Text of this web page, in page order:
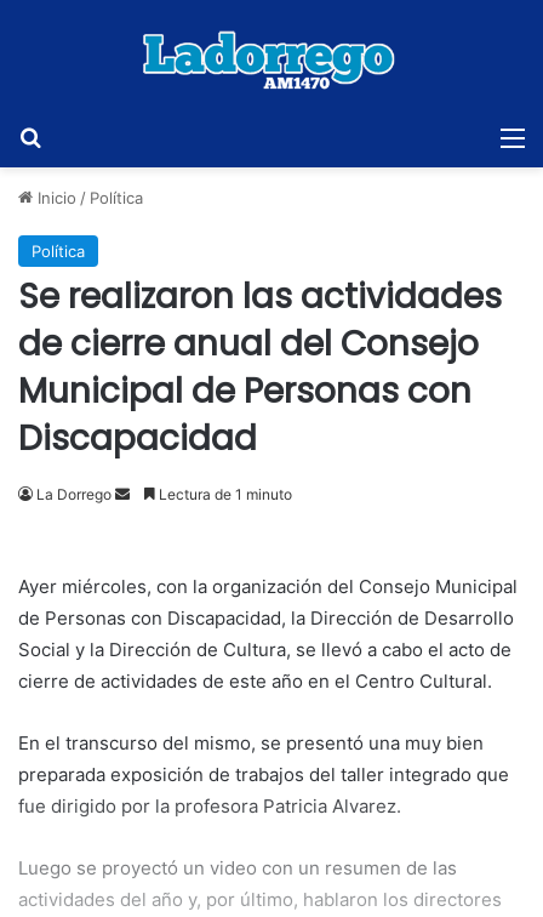
Inicio / Política
Política
Se realizaron las actividades
de cierre anual del Consejo
Municipal de Personas con
Discapacidad
La Dorrego
SendLectura de 1 minuto
Ayer miércoles, con la organización del Consejo Municipal
de Personas con Discapacidad, la Dirección de Desarrollo
Social y la Dirección de Cultura, se llevó a cabo el acto de
cierre de actividades de este año en el Centro Cultural.
En el transcurso del mismo, se presentó una muy bien
preparada exposición de trabajos del taller integrado que
fue dirigido por la profesora Patricia Alvarez.
Luego se proyectó un video con un resumen de las
actividades del año y, por último, hablaron los directores